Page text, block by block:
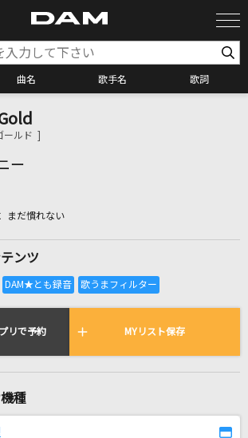
曲名 歌手名 歌詞
カラオケ検索
全国りれき
タイムで歌われている曲の一覧
ールド ]
ー
まだ慣れない
ンツ
リで予約 MYリスト保存
種